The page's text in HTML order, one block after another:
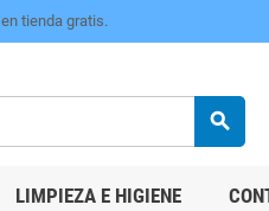
tienda gratis.
search
LIMPIEZA E HIGIENE